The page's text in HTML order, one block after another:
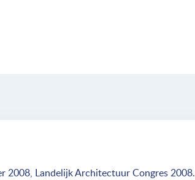
2008, Landelijk Architectuur Congres 2008.